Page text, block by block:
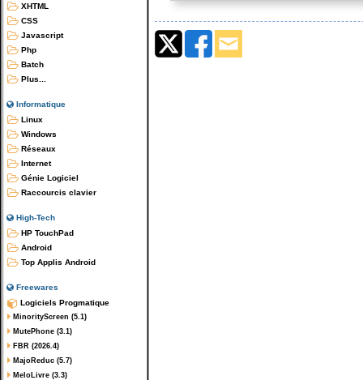
XHTML
CSS
Javascript
Php
Batch
Plus...
Informatique
Linux
Windows
Réseaux
Internet
Génie Logiciel
Raccourcis clavier
High-Tech
HP TouchPad
Android
Top Applis Android
Freewares
Logiciels Progmatique
MinorityScreen (5.1)
MutePhone (3.1)
FBR (2026.4)
MajoReduc (5.7)
MeloLivre (3.3)